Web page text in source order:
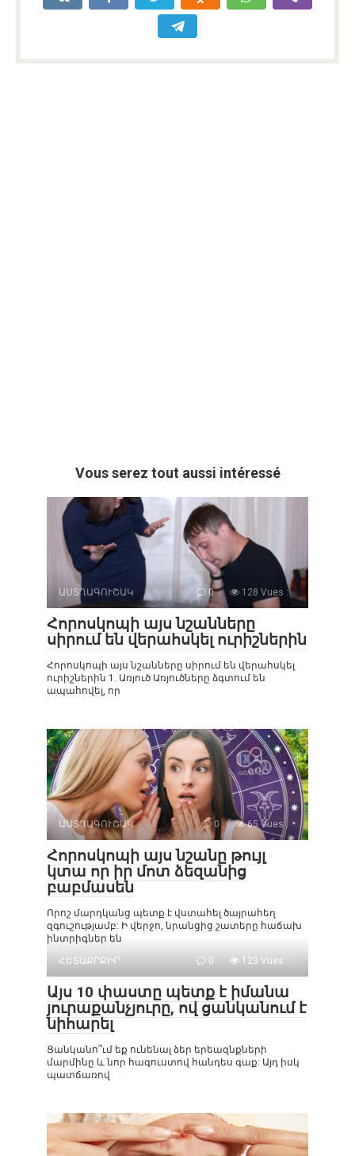
Vous serez tout aussi intéressé
ԱՍՏՂԱԳՈՒՇԱԿ 0 128 Vues :
Հորոսկոպի այս նշանները
սիրում են վերահսկել ուրիշներին
Հորոսկոպի այս նշանները սիրում են վերահսկել
ուրիշներին 1. Առյուծ Առյուծները ձգտում են
ապահովել, որ
ԱՍՏՂԱԳՈՒՇԱԿ 0 65 Vues :
Հորոսկոպի այս նշանը թույլ
կտա որ իր մոտ ձեզանից
բաբմասեն
Որոշ մարդկանց պետք է վստահել ծայրահեղ
զգուշությամբ: Ի վերջո, նրանցից շատերը հաճախ
ինտրիգներ են
ՀԵՏԱՔՐՔԻՐ
0 123 Vues :
Այս 10 փաստը պետք է իմանա
յուրաքանչյուրը, ով ցանկանում է
նիհարել
Ցանկանո՞ւմ եք ունենալ ձեր երեազնքների
մարմինը և նոր հագուստով հանդես գաք: Այդ իսկ
պատճառով